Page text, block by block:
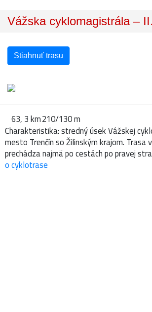
Vážska cyklomagistrála –
Stiahnuť trasu
63, 3 km210/130 m
Charakteristika: stredný úsek Vážskej
mesto Trenčín so Žilinským krajom.
prechádza najmä po cestách po pravej
o cyklotrase